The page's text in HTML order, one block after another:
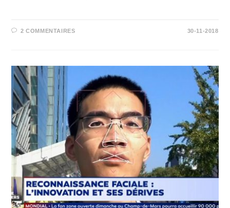
2 COMMENTAIRES 30-11-2018